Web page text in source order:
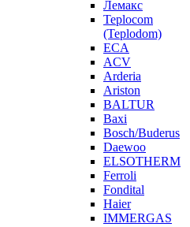
Лемакс
Teplocom
(Teplodom)
ECA
ACV
Arderia
Ariston
BALTUR
Baxi
Bosch/Buderus
Daewoo
ELSOTHERM
Ferroli
Fondital
Haier
IMMERGAS